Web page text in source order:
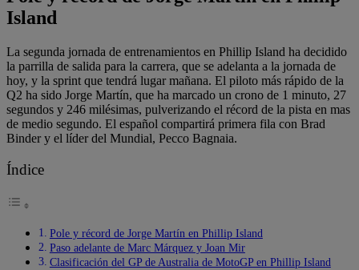
Island
La segunda jornada de entrenamientos en Phillip Island ha decidido
la parrilla de salida para la carrera, que se adelanta a la jornada de
hoy, y la sprint que tendrá lugar mañana. El piloto más rápido de la
Q2 ha sido Jorge Martín, que ha marcado un crono de 1 minuto, 27
segundos y 246 milésimas, pulverizando el récord de la pista en mas
de medio segundo. El español compartirá primera fila con Brad
Binder y el líder del Mundial, Pecco Bagnaia.
Índice
Pole y récord de Jorge Martín en Phillip Island
Paso adelante de Marc Márquez y Joan Mir
Clasificación del GP de Australia de MotoGP en Phillip Island